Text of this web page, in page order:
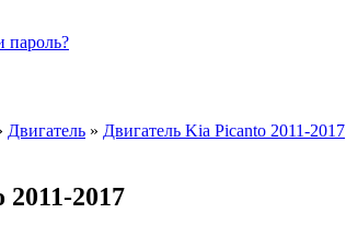
пароль?
Двигатель » Двигатель Kia Picanto 2011-2017
2017